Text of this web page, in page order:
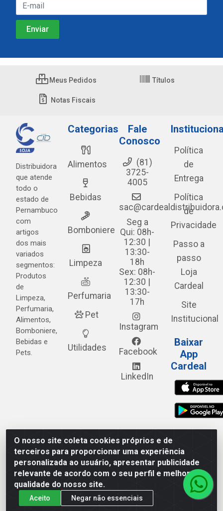
O nosso site coleta cookies próprios e de
terceiros para proporcionar uma experiência
personalizada ao usuário, apresentar publicidade
relevante de acordo com o seu perfil e melhorar a
qualidade do nosso site.
Aceito
Negar não essenciais
Meus Pedidos Títulos
Notas Fiscais
Distribuidora
que atende
todo o
estado de
Pernambuco
com
artigos
dos mais
variados
segmentos:
Produtos
de
Limpeza,
Perfumaria,
Alimentos,
Bomboniere,
Bebidas e
Pets.
Categorias
Alimentos
Bebidas
Bomboniere
Limpeza
Perfumaria
Pet
Utilidades
Fale
Conosco
(81)
3725-
4005
Seg a
Qui: 08h-
12:30 |
13:30-
18h
Sex: 08h-
12:30 |
13:30-
17h
Instagram
Facebook
LinkedIn
Política
de
Entrega
Política
de
Privacidade
Passo a
passo
Loja
Cardeal
Site
Institucional
Baixar
App
Cardeal
Cardeal Distribuidora - Estrada Alto do Moura, 582 - Alto
do Moura - Caruaru/PE - CEP 55.040-120 - CNPJ
05.253.499/0001-62